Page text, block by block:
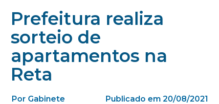
Prefeitura realiza
sorteio de
apartamentos na
Reta
Por Gabinete Publicado em 20/08/2021